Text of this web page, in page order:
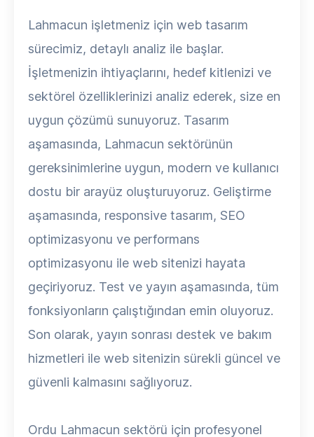
Lahmacun işletmeniz için web tasarım
sürecimiz, detaylı analiz ile başlar.
İşletmenizin ihtiyaçlarını, hedef kitlenizi ve
sektörel özelliklerinizi analiz ederek, size en
uygun çözümü sunuyoruz. Tasarım
aşamasında, Lahmacun sektörünün
gereksinimlerine uygun, modern ve kullanıcı
dostu bir arayüz oluşturuyoruz. Geliştirme
aşamasında, responsive tasarım, SEO
optimizasyonu ve performans
optimizasyonu ile web sitenizi hayata
geçiriyoruz. Test ve yayın aşamasında, tüm
fonksiyonların çalıştığından emin oluyoruz.
Son olarak, yayın sonrası destek ve bakım
hizmetleri ile web sitenizin sürekli güncel ve
güvenli kalmasını sağlıyoruz.
Ordu Lahmacun sektörü için profesyonel